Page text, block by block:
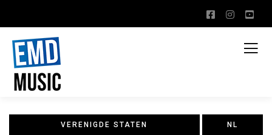
VERENIGDE STATEN NL